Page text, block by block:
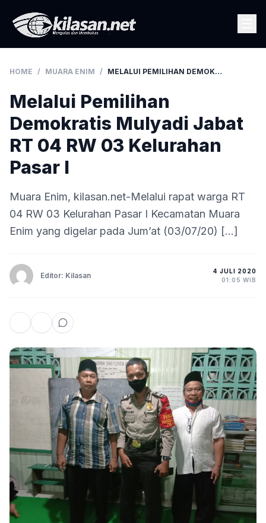
HOME / MUARA ENIM / MELALUI PEMILIHAN DEMOKRATIS MULYADI JABAT RT 04 RW 03 KELURAHAN PASAR I
Melalui Pemilihan
Demokratis Mulyadi Jabat
RT 04 RW 03 Kelurahan
Pasar I
Muara Enim, kilasan.net-Melalui rapat warga RT
04 RW 03 Kelurahan Pasar I Kecamatan Muara
Enim yang digelar pada Jum’at (03/07/20) […]
Editor: Kilasan
4 JULI 2020
01:05 WIB